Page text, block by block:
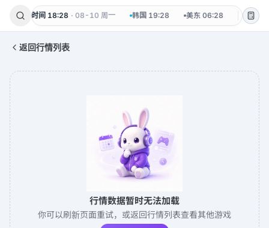
北京时间 18:28 · 08-10 周一 韩国 19:28 美东 06:28 美元
返回行情列表
行情数据暂时无法加载
你可以刷新页面重试，或返回行情列表查看其他游戏